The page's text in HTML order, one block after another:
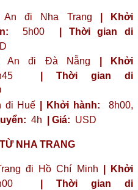
đi Nha Trang
| Khởi
5h00
| Thời gian di
An đi Đà Nẵng
| Khởi
| Thời gian di
đi Huế
| Khởi hành: 8h00,
4h | Giá: USD
NHA TRANG
đi Hồ Chí Minh
| Khởi
| Thời gian di